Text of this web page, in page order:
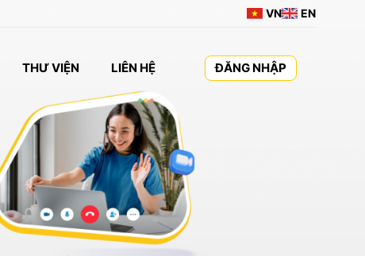
VN EN
THƯ VIỆN LIÊN HỆ ĐĂNG NHẬP